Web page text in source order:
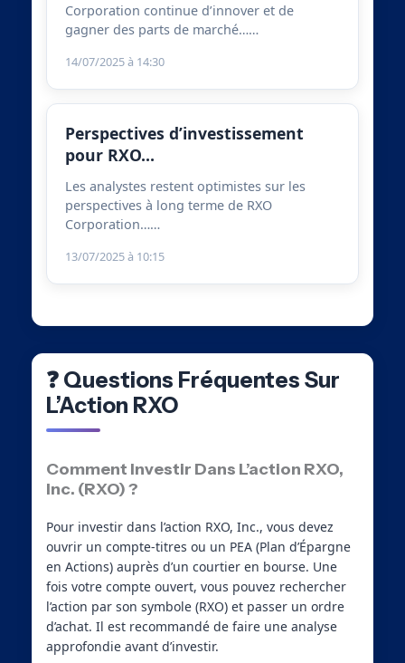
Corporation continue d’innover et de
gagner des parts de marché……
14/07/2025 à 14:30
Perspectives d’investissement
pour RXO…
Les analystes restent optimistes sur les
perspectives à long terme de RXO
Corporation……
13/07/2025 à 10:15
❓ Questions Fréquentes Sur
L’Action RXO
Comment Investir Dans L’action RXO,
Inc. (RXO) ?
Pour investir dans l’action RXO, Inc., vous devez
ouvrir un compte-titres ou un PEA (Plan d’Épargne
en Actions) auprès d’un courtier en bourse. Une
fois votre compte ouvert, vous pouvez rechercher
l’action par son symbole (RXO) et passer un ordre
d’achat. Il est recommandé de faire une analyse
approfondie avant d’investir.